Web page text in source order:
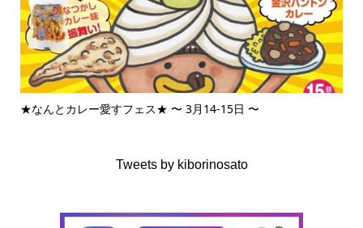
★なんとカレー愛すフェス★ 〜 3月14-15日 〜
Tweets by kiborinosato